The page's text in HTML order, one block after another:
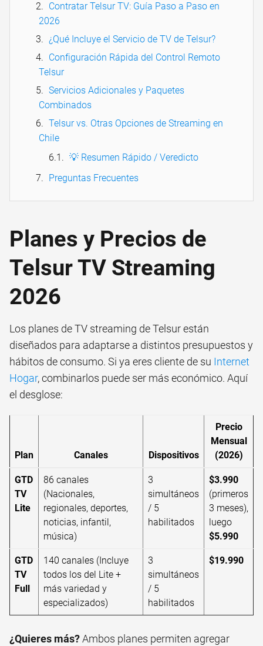
Contratar Telsur TV: Guía Paso a Paso en
2026
¿Qué Incluye el Servicio de TV de Telsur?
Configuración Rápida del Control Remoto
Telsur
Servicios Adicionales y Paquetes
Combinados
Telsur vs. Otras Opciones de Streaming en
Chile
💡 Resumen Rápido / Veredicto
Preguntas Frecuentes
Planes y Precios de
Telsur TV Streaming
2026
Los planes de TV streaming de Telsur están
diseñados para adaptarse a distintos presupuestos y
hábitos de consumo. Si ya eres cliente de su Internet
Hogar, combinarlos puede ser más económico. Aquí
el desglose:
Plan Canales Dispositivos
Precio
Mensual
(2026)
GTD
TV
Lite
86 canales
(Nacionales,
regionales, deportes,
noticias, infantil,
música)
3
simultáneos
/ 5
habilitados
$3.990
(primeros
3 meses),
luego
$5.990
GTD
TV
Full
140 canales (Incluye
todos los del Lite +
más variedad y
especializados)
3
simultáneos
/ 5
habilitados
$19.990
¿Quieres más?Ambos planes permiten agregar